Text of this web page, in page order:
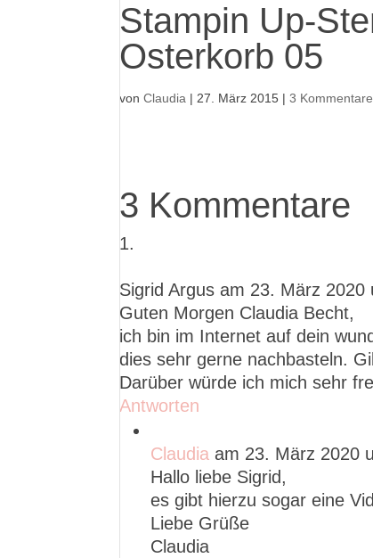
Stampin Up-
Osterkorb 05
vonClaudia | 27. März 2015 |3 Kommentare
3 Kommentare
Sigrid Argus am 23. März 2020
Guten Morgen Claudia Becht,
ich bin im Internet auf dein
dies sehr gerne nachbasteln.
Darüber würde ich mich sehr
Antworten
Claudia am 23. März 2020
Hallo liebe Sigrid,
es gibt hierzu sogar eine
Liebe Grüße
Claudia